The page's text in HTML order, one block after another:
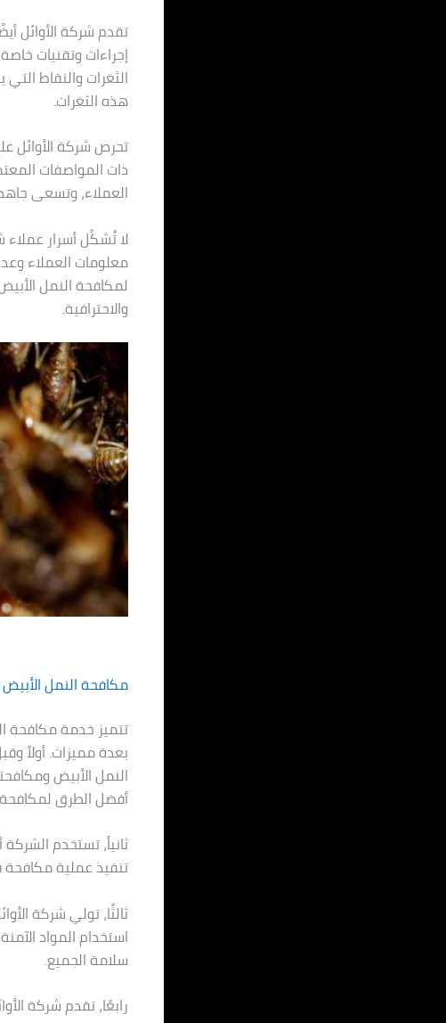
تقدم شركة الأوائل
إجراءات وتقنيات
الثغرات والنقاط
هذه الثغرات.
تحرص شركة الأوائل
ذات المواصفات
العملاء، وتسعى
لا تُشكِّل أسرار
معلومات العملاء
لمكافحة النمل
والاحترافية.
مكافحة النمل
تتميز خدمة مكافحة
بعدة مميزات. أولاً
النمل الأبيض
أفضل الطرق
ثانياً، تستخدم
تنفيذ عملية
ثالثًا، تولي شركة
استخدام المواد
سلامة الجميع.
رابعًا، تقدم شركة